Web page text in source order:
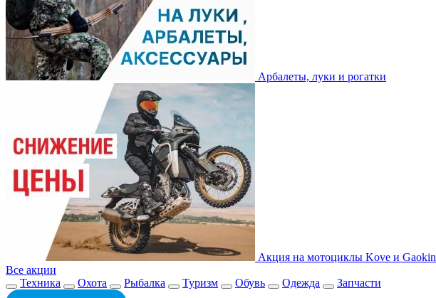
Арбалеты, луки и рогатки
Акция на мотоциклы Kove и Gaokin
Все акции
Техника
Охота Рыбалка Туризм Обувь Одежда Запчасти